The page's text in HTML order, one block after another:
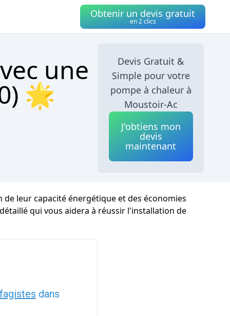
Obtenir un devis gratuit
en 2 clics
une
🌟
Devis Gratuit &
Simple pour votre
pompe à chaleur à
Moustoir-Ac
J'obtiens mon
devis
maintenant
leur capacité énergétique et des économies
qui vous aidera à réussir l'installation de
dans